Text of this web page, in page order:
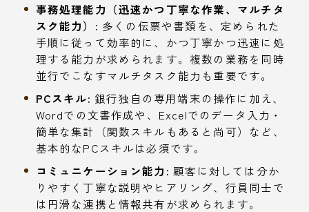
事務処理能力（迅速かつ丁寧な作業、マルチタ
スク能力）: 多くの伝票や書類を、定められた
手順に従って効率的に、かつ丁寧かつ迅速に処
理する能力が求められます。複数の業務を同時
並行でこなすマルチタスク能力も重要です。
PCスキル: 銀行独自の専用端末の操作に加え、
Wordでの文書作成や、Excelでのデータ入力・
簡単な集計（関数スキルもあると尚可）など、
基本的なPCスキルは必須です。
コミュニケーション能力: 顧客に対しては分か
りやすく丁寧な説明やヒアリング、行員同士で
は円滑な連携と情報共有が求められます。